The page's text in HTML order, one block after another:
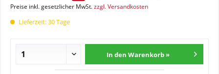
Preise inkl. gesetzlicher MwSt.zzgl. Versandkosten
Lieferzeit: 30 Tage
In den Warenkorb »